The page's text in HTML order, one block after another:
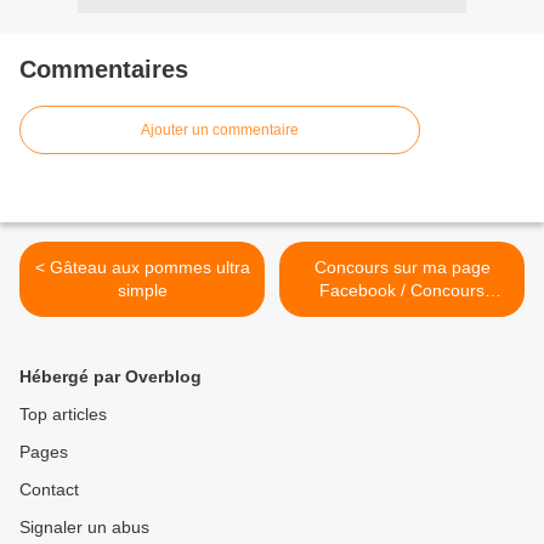
Commentaires
Ajouter un commentaire
< Gâteau aux pommes ultra
simple
Concours sur ma page
Facebook / Concours
terminé et gagnante
Hébergé par Overblog
Top articles
Pages
Contact
Signaler un abus